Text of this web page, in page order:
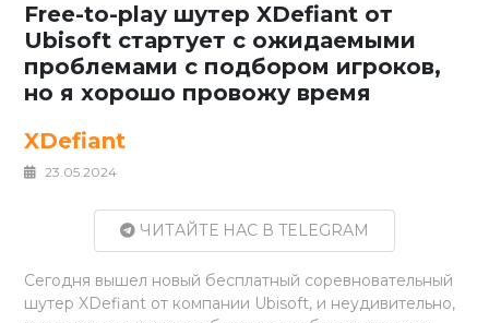
Free-to-play шутер XDefiant от
Ubisoft стартует с ожидаемыми
проблемами с подбором игроков,
но я хорошо провожу время
XDefiant
23.05.2024
ЧИТАЙТЕ НАС В TELEGRAM
Сегодня вышел новый бесплатный соревновательный
шутер XDefiant от компании Ubisoft, и неудивительно,